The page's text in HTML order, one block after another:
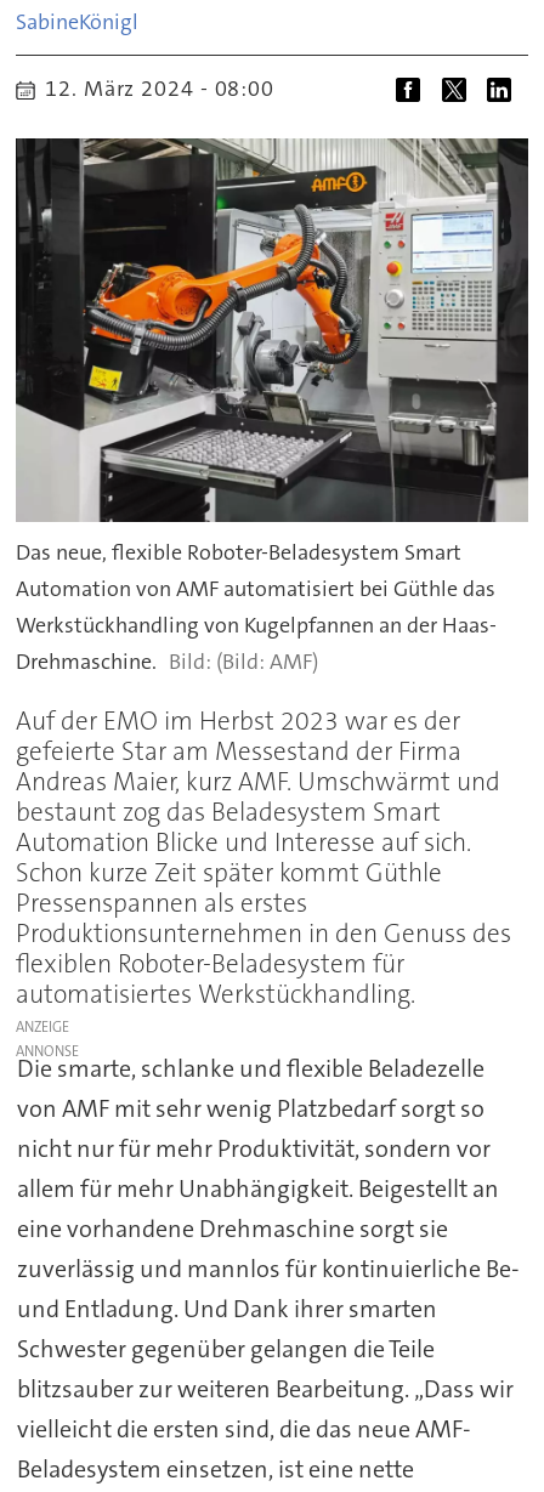
SabineKönigl
12. März 2024 - 08:00
Das neue, flexible Roboter-Beladesystem Smart
Automation von AMF automatisiert bei Güthle das
Werkstückhandling von Kugelpfannen an der Haas-
Drehmaschine.
(Bild: AMF)
Auf der EMO im Herbst 2023 war es der
gefeierte Star am Messestand der Firma
Andreas Maier, kurz AMF. Umschwärmt und
bestaunt zog das Beladesystem Smart
Automation Blicke und Interesse auf sich.
Schon kurze Zeit später kommt Güthle
Pressenspannen als erstes
Produktionsunternehmen in den Genuss des
flexiblen Roboter-Beladesystem für
automatisiertes Werkstückhandling.
ANZEIGE
Die smarte, schlanke und flexible Beladezelle
von AMF mit sehr wenig Platzbedarf sorgt so
nicht nur für mehr Produktivität, sondern vor
allem für mehr Unabhängigkeit. Beigestellt an
eine vorhandene Drehmaschine sorgt sie
zuverlässig und mannlos für kontinuierliche Be-
und Entladung. Und Dank ihrer smarten
Schwester gegenüber gelangen die Teile
blitzsauber zur weiteren Bearbeitung. „Dass wir
vielleicht die ersten sind, die das neue AMF-
Beladesystem einsetzen, ist eine nette